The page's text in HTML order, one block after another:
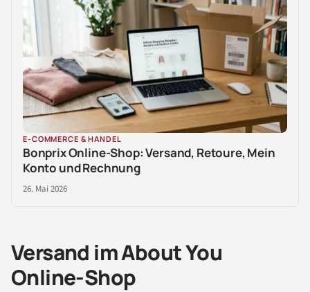
E-COMMERCE & HANDEL
Bonprix Online-Shop: Versand, Retoure, Mein
Konto und Rechnung
26. Mai 2026
Versand im About You
Online-Shop